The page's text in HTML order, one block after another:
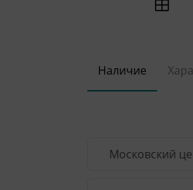
Наличие
Московский